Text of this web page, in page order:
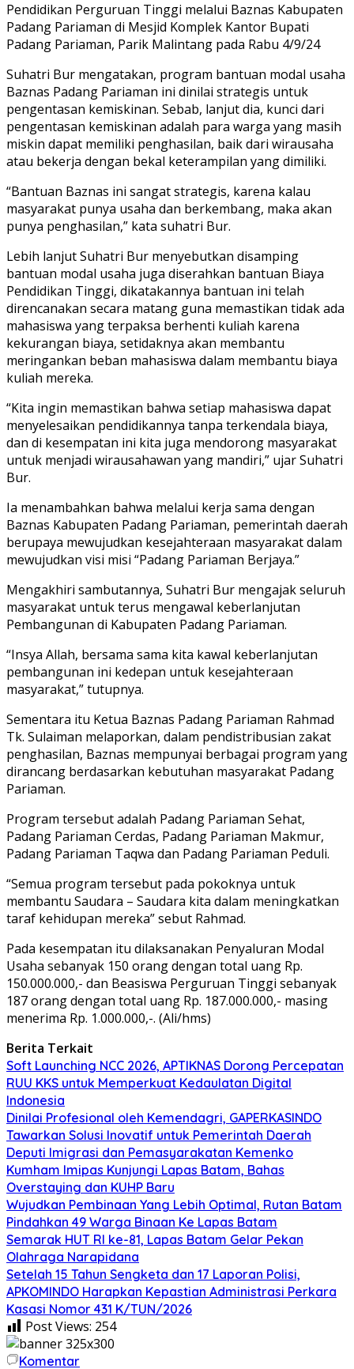
Pendidikan Perguruan Tinggi melalui Baznas Kabupaten
Padang Pariaman di Mesjid Komplek Kantor Bupati
Padang Pariaman, Parik Malintang pada Rabu 4/9/24
Suhatri Bur mengatakan, program bantuan modal usaha
Baznas Padang Pariaman ini dinilai strategis untuk
pengentasan kemiskinan. Sebab, lanjut dia, kunci dari
pengentasan kemiskinan adalah para warga yang masih
miskin dapat memiliki penghasilan, baik dari wirausaha
atau bekerja dengan bekal keterampilan yang dimiliki.
“Bantuan Baznas ini sangat strategis, karena kalau
masyarakat punya usaha dan berkembang, maka akan
punya penghasilan,” kata suhatri Bur.
Lebih lanjut Suhatri Bur menyebutkan disamping
bantuan modal usaha juga diserahkan bantuan Biaya
Pendidikan Tinggi, dikatakannya bantuan ini telah
direncanakan secara matang guna memastikan tidak ada
mahasiswa yang terpaksa berhenti kuliah karena
kekurangan biaya, setidaknya akan membantu
meringankan beban mahasiswa dalam membantu biaya
kuliah mereka.
“Kita ingin memastikan bahwa setiap mahasiswa dapat
menyelesaikan pendidikannya tanpa terkendala biaya,
dan di kesempatan ini kita juga mendorong masyarakat
untuk menjadi wirausahawan yang mandiri,” ujar Suhatri
Bur.
Ia menambahkan bahwa melalui kerja sama dengan
Baznas Kabupaten Padang Pariaman, pemerintah daerah
berupaya mewujudkan kesejahteraan masyarakat dalam
mewujudkan visi misi “Padang Pariaman Berjaya.”
Mengakhiri sambutannya, Suhatri Bur mengajak seluruh
masyarakat untuk terus mengawal keberlanjutan
Pembangunan di Kabupaten Padang Pariaman.
“Insya Allah, bersama sama kita kawal keberlanjutan
pembangunan ini kedepan untuk kesejahteraan
masyarakat,” tutupnya.
Sementara itu Ketua Baznas Padang Pariaman Rahmad
Tk. Sulaiman melaporkan, dalam pendistribusian zakat
penghasilan, Baznas mempunyai berbagai program yang
dirancang berdasarkan kebutuhan masyarakat Padang
Pariaman.
Program tersebut adalah Padang Pariaman Sehat,
Padang Pariaman Cerdas, Padang Pariaman Makmur,
Padang Pariaman Taqwa dan Padang Pariaman Peduli.
“Semua program tersebut pada pokoknya untuk
membantu Saudara – Saudara kita dalam meningkatkan
taraf kehidupan mereka” sebut Rahmad.
Pada kesempatan itu dilaksanakan Penyaluran Modal
Usaha sebanyak 150 orang dengan total uang Rp.
150.000.000,- dan Beasiswa Perguruan Tinggi sebanyak
187 orang dengan total uang Rp. 187.000.000,- masing
menerima Rp. 1.000.000,-. (Ali/hms)
Berita Terkait
Soft Launching NCC 2026, APTIKNAS Dorong Percepatan
RUU KKS untuk Memperkuat Kedaulatan Digital
Indonesia
Dinilai Profesional oleh Kemendagri, GAPERKASINDO
Tawarkan Solusi Inovatif untuk Pemerintah Daerah
Deputi Imigrasi dan Pemasyarakatan Kemenko
Kumham Imipas Kunjungi Lapas Batam, Bahas
Overstaying dan KUHP Baru
Wujudkan Pembinaan Yang Lebih Optimal, Rutan Batam
Pindahkan 49 Warga Binaan Ke Lapas Batam
Semarak HUT RI ke-81, Lapas Batam Gelar Pekan
Olahraga Narapidana
Setelah 15 Tahun Sengketa dan 17 Laporan Polisi,
APKOMINDO Harapkan Kepastian Administrasi Perkara
Kasasi Nomor 431 K/TUN/2026
Post Views: 254
Komentar